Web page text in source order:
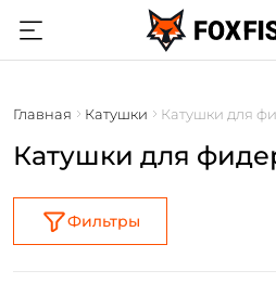
Главная Катушки Катушки для
Катушки для
Фильтры